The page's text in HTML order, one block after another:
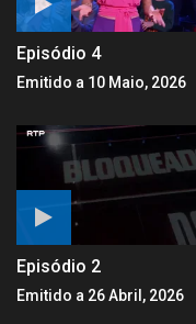
Episódio 4
Emitido a 10 Maio, 2026
Episódio 2
Emitido a 26 Abril, 2026